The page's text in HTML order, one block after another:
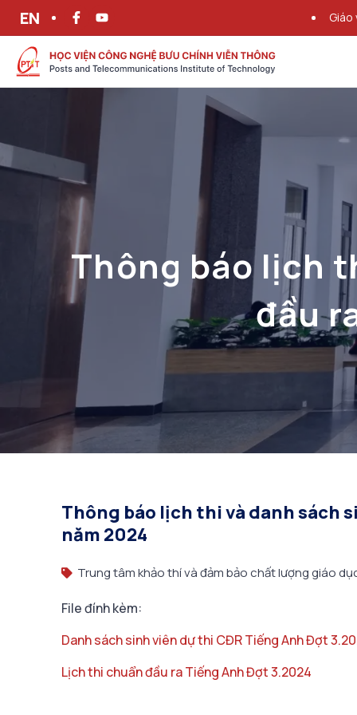
EN Giáo
Thông báo lịch
đầu
Thông báo lịch thi và danh sách
năm 2024
Trung tâm khảo thí và đảm bảo chất lượng giáo
File đính kèm:
Danh sách sinh viên dự thi CĐR Tiếng Anh Đợt
Lịch thi chuẩn đầu ra Tiếng Anh Đợt 3.2024